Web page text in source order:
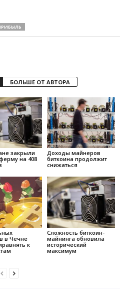
БОЛЬШЕ ОТ АВТОРА
закрыли
на 408
Доходы майнеров
биткоина продолжит
снижаться
в Чечне
к
Сложность биткоин-
майнинга обновила
исторический
максимум